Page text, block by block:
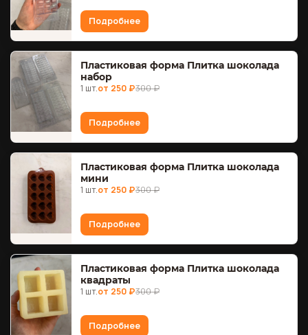
Подробнее
Пластиковая форма Плитка шоколада
набор
1 шт.от 250 ₽300 ₽
Подробнее
Пластиковая форма Плитка шоколада
мини
1 шт.от 250 ₽300 ₽
Подробнее
Пластиковая форма Плитка шоколада
квадраты
1 шт.от 250 ₽300 ₽
Подробнее